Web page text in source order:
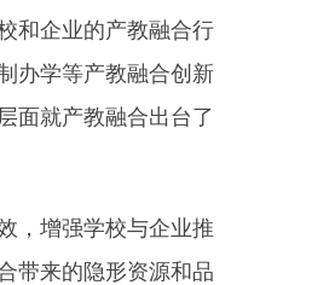
和企业的产教融合行
办学等产教融合创新
面就产教融合出台了
，增强学校与企业推
带来的隐形资源和品